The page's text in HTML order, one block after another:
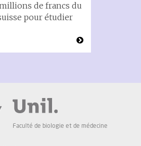
de francs du
pour étudier
Faculté de biologie et de médecine